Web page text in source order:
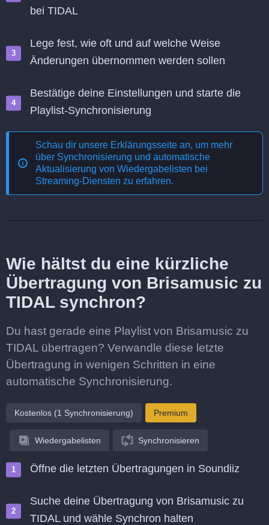
bei TIDAL
Lege fest, wie oft und auf welche Weise
Änderungen übernommen werden sollen
Bestätige deine Einstellungen und starte die
Playlist-Synchronisierung
Schau dir unsere Erklärungsseite an, um mehr
über Synchronisierung und automatische
Aktualisierung von Wiedergabelisten bei
Streaming-Diensten zu erfahren.
Wie hältst du eine kürzliche
Übertragung von Brisamusic zu
TIDAL synchron?
Du hast gerade eine Playlist von Brisamusic zu
TIDAL übertragen? Verwandle diese letzte
Übertragung in wenigen Schritten in eine
automatische Synchronisierung.
Kostenlos (1 Synchronisierung) Premium
Wiedergabelisten Synchronisieren
Öffne die letzten Übertragungen in Soundiiz
Suche deine Übertragung von Brisamusic zu
TIDAL und wähle Synchron halten